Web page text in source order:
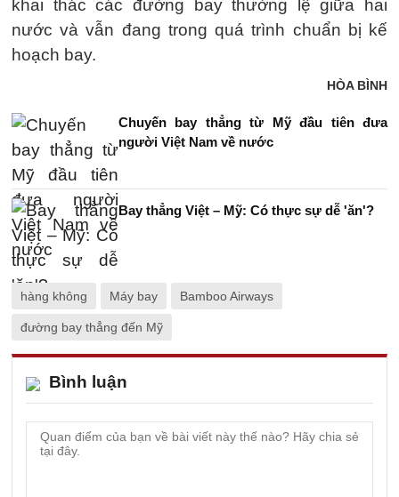
khai thác các đường bay thường lệ giữa hai
nước và vẫn đang trong quá trình chuẩn bị kế
hoạch bay.
HÒA BÌNH
Chuyến bay thẳng từ Mỹ đầu tiên đưa
người Việt Nam về nước
Bay thẳng Việt – Mỹ: Có thực sự dễ 'ăn'?
hàng không Máy bay Bamboo Airways
đường bay thẳng đến Mỹ
Bình luận